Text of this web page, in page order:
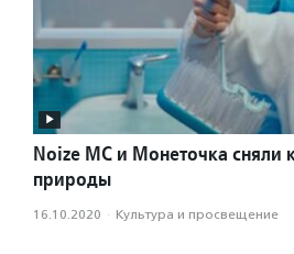
Noize MС и Монеточка cняли
природы
16.10.2020 · Культура и просвещение